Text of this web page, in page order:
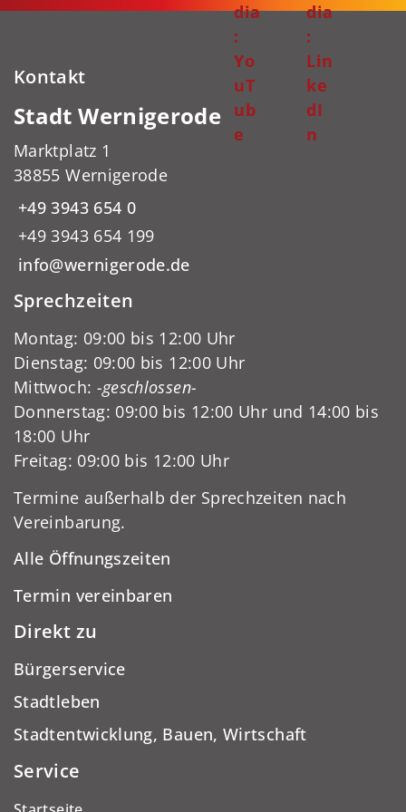
dia
:
Yo
uT
ub
e
dia
:
Lin
ke
dI
n
Kontakt
Stadt Wernigerode
Marktplatz 1
38855 Wernigerode
+49 3943 654 0
+49 3943 654 199
info@wernigerode.de
Sprechzeiten
Montag: 09:00 bis 12:00 Uhr
Dienstag: 09:00 bis 12:00 Uhr
Mittwoch: -geschlossen-
Donnerstag: 09:00 bis 12:00 Uhr und 14:00 bis
18:00 Uhr
Freitag: 09:00 bis 12:00 Uhr
Termine außerhalb der Sprechzeiten nach
Vereinbarung.
Alle Öffnungszeiten
Termin vereinbaren
Direkt zu
Bürgerservice
Stadtleben
Stadtentwicklung, Bauen, Wirtschaft
Service